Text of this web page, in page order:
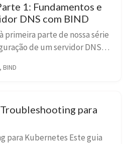
1: Fundamentos e
DNS com BIND
primeira parte de nossa série
de um servidor DNS
da inter...
BIND
para
para Kubernetes Este guia